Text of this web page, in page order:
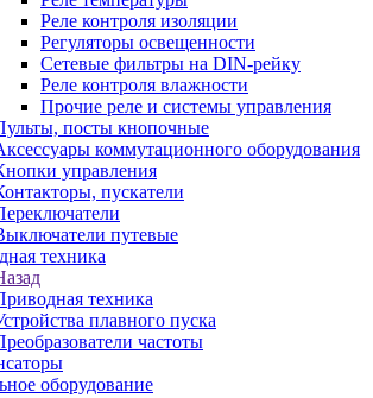
Реле контроля изоляции
Регуляторы освещенности
Сетевые фильтры на DIN-рейку
Реле контроля влажности
Прочие реле и системы управления
посты кнопочные
коммутационного оборудования
управления
пускатели
путевые
техника
техника
плавного пуска
частоты
оборудование